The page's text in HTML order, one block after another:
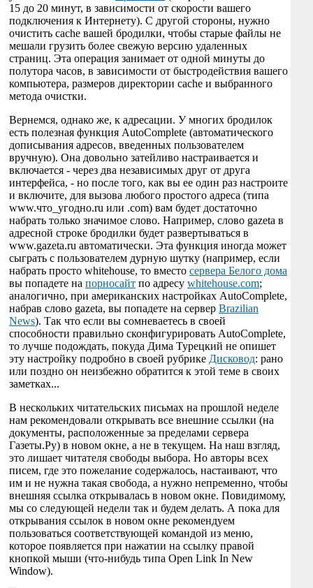
15 до 20 минут, в зависимости от скорости вашего
подключения к Интернету). С другой стороны, нужно
очистить cache вашей бродилки, чтобы старые файлы не
мешали грузить более свежую версию удаленных
страниц. Эта операция занимает от одной минуты до
полутора часов, в зависимости от быстродействия вашего
компьютера, размеров директории cache и выбранного
метода очистки.
Вернемся, однако же, к адресации. У многих бродилок
есть полезная функция AutoComplete (автоматического
дописывания адресов, введенных пользователем
вручную). Она довольно затейливо настраивается и
включается - через два независимых друг от друга
интерфейса, - но после того, как вы ее один раз настроите
и включите, для вызова любого простого адреса (типа
www.что_угодно.ru или .com) вам будет достаточно
набрать только значимое слово. Например, слово gazeta в
адресной строке бродилки будет развертываться в
www.gazeta.ru автоматически. Эта функция иногда может
сыграть с пользователем дурную шутку (например, если
набрать просто whitehouse, то вместо сервера Белого дома
вы попадете на порносайт по адресу whitehouse.com;
аналогично, при американских настройках AutoComplete,
набрав слово gazeta, вы попадете на сервер Brazilian
News). Так что если вы сомневаетесь в своей
способности правильно сконфигурировать AutoComplete,
то лучше подождать, покуда Дима Турецкий не опишет
эту настройку подробно в своей рубрике Дисковод: рано
или поздно он неизбежно обратится к этой теме в своих
заметках...
В нескольких читательских письмах на прошлой неделе
нам рекомендовали открывать все внешние ссылки (на
документы, расположенные за пределами сервера
Газеты.Ру) в новом окне, а не в текущем. На наш взгляд,
это лишает читателя свободы выбора. Но авторы всех
писем, где это пожелание содержалось, настаивают, что
им и не нужна такая свобода, а нужно непременно, чтобы
внешняя ссылка открывалась в новом окне. Повидимому,
мы со следующей недели так и будем делать. А пока для
открывания ссылок в новом окне рекомендуем
пользоваться соответствующей командой из меню,
которое появляется при нажатии на ссылку правой
кнопкой мыши (что-нибудь типа Open Link In New
Window).